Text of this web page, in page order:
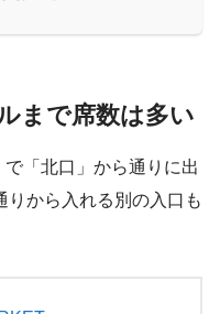
まで席数は多い
で「北口」から通りに出
りから入れる別の入口も